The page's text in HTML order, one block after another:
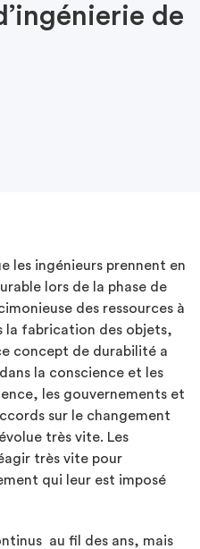
de
les ingénieurs prennent en
lors de la phase de
des ressources à
la fabrication des objets,
concept de durabilité a
la conscience et les
les gouvernements et
sur le changement
très vite. Les
très vite pour
qui leur est imposé
au fil des ans, mais